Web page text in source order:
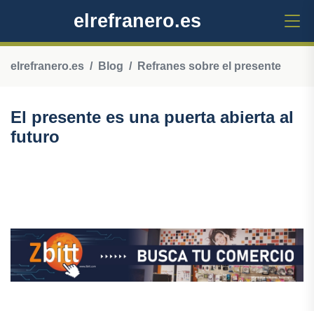
elrefranero.es
elrefranero.es Blog Refranes sobre el presente
El presente es una puerta abierta al
futuro